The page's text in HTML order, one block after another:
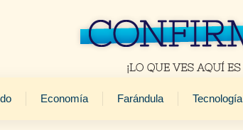
Economía Farándula Tecnología